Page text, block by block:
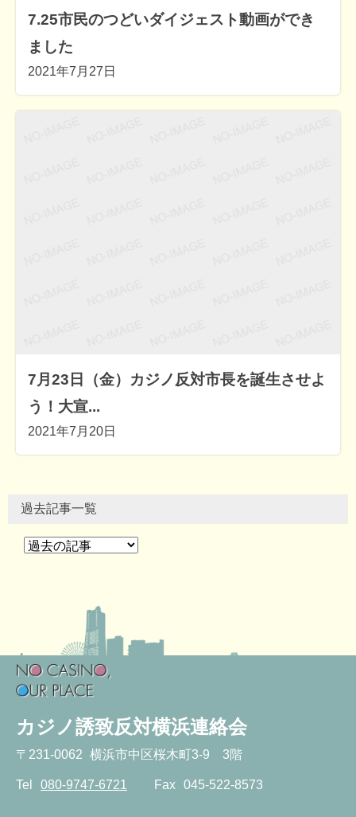
7.25市民のつどいダイジェスト動画ができ
ました
2021年7月27日
7月23日（金）カジノ反対市長を誕生させよ
う！大宣...
2021年7月20日
過去記事一覧
カジノ誘致反対横浜連絡会
〒 231-0062 横浜市中区桜木町3-9 3階
Tel 080-9747-6721 Fax 045-522-8573